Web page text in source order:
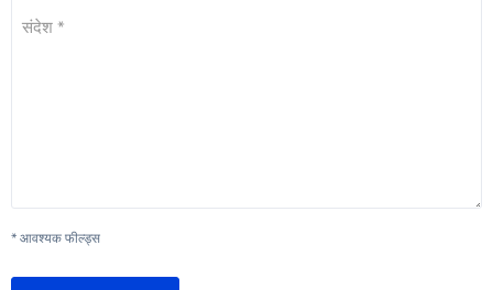
संदेश *
* आवश्यक फील्ड्स